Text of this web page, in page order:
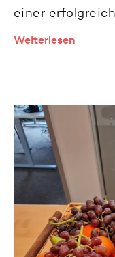
einer
Weiterlesen